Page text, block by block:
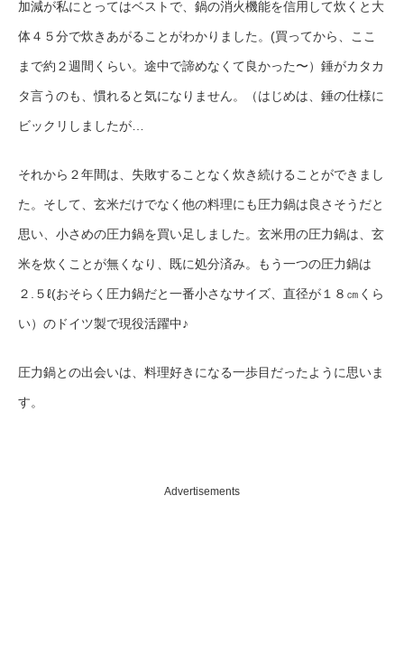
加減が私にとってはベストで、鍋の消火機能を信用して炊くと大
体４５分で炊きあがることがわかりました。(買ってから、ここ
まで約２週間くらい。途中で諦めなくて良かった〜）錘がカタカ
タ言うのも、慣れると気になりません。（はじめは、錘の仕様に
ビックリしましたが…
それから２年間は、失敗することなく炊き続けることができまし
た。そして、玄米だけでなく他の料理にも圧力鍋は良さそうだと
思い、小さめの圧力鍋を買い足しました。玄米用の圧力鍋は、玄
米を炊くことが無くなり、既に処分済み。もう一つの圧力鍋は
２.５ℓ(おそらく圧力鍋だと一番小さなサイズ、直径が１８㎝くら
い）のドイツ製で現役活躍中♪
圧力鍋との出会いは、料理好きになる一歩目だったように思いま
す。
Advertisements